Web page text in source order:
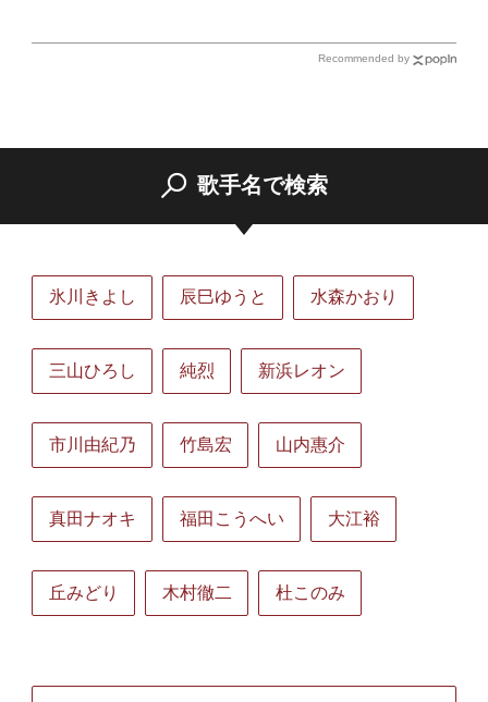
Recommended by
歌手名で検索
氷川きよし 辰巳ゆうと 水森かおり
三山ひろし 純烈 新浜レオン
市川由紀乃 竹島宏 山内惠介
真田ナオキ 福田こうへい 大江裕
丘みどり 木村徹二 杜このみ